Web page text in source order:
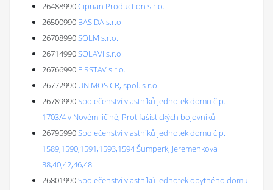
26488990Ciprian Production s.r.o.
26500990 BASIDA s.r.o.
26708990SOLM s.r.o.
26714990SOLAVI s.r.o.
26766990 FIRSTAV s.r.o.
26772990 UNIMOS CR, spol. s r.o.
26789990Společenství vlastníků jednotek domu č.p.
1703/4 v Novém Jičíně, Protifašistických bojovníků
26795990Společenství vlastníků jednotek domu č.p.
1589,1590,1591,1593,1594 Šumperk, Jeremenkova
38,40,42,46,48
26801990Společenství vlastníků jednotek obytného domu